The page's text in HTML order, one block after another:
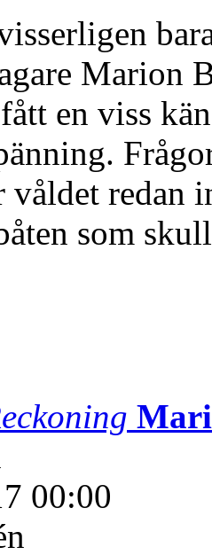
Marion
en viss
våldet redan
som
00:00